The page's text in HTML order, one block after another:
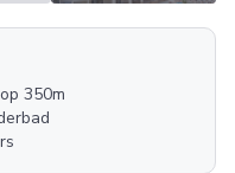
FOTO'S
350m